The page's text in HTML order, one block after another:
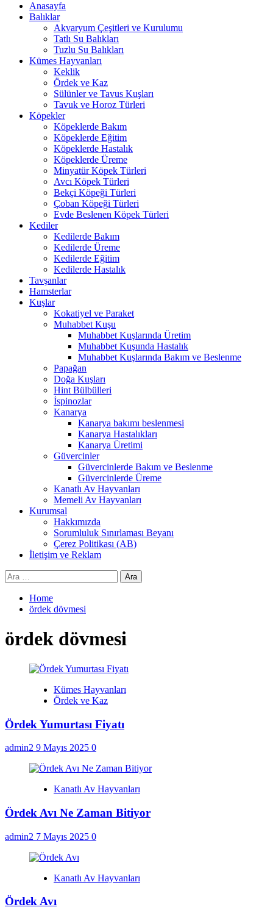
Anasayfa
Balıklar
Akvaryum Çeşitleri ve Kurulumu
Tatlı Su Balıkları
Tuzlu Su Balıkları
Kümes Hayvanları
Keklik
Ördek ve Kaz
Sülünler ve Tavus Kuşları
Tavuk ve Horoz Türleri
Köpekler
Köpeklerde Bakım
Köpeklerde Eğitim
Köpeklerde Hastalık
Köpeklerde Üreme
Minyatür Köpek Türleri
Avcı Köpek Türleri
Bekçi Köpeği Türleri
Çoban Köpeği Türleri
Evde Beslenen Köpek Türleri
Kediler
Kedilerde Bakım
Kedilerde Üreme
Kedilerde Eğitim
Kedilerde Hastalık
Tavşanlar
Hamsterlar
Kuşlar
Kokatiyel ve Paraket
Muhabbet Kuşu
Muhabbet Kuşlarında Üretim
Muhabbet Kuşunda Hastalık
Muhabbet Kuşlarında Bakım ve Beslenme
Papağan
Doğa Kuşları
Hint Bülbülleri
İspinozlar
Kanarya
Kanarya bakımı beslenmesi
Kanarya Hastalıkları
Kanarya Üretimi
Güvercinler
Güvercinlerde Bakım ve Beslenme
Güvercinlerde Üreme
Kanatlı Av Hayvanları
Memeli Av Hayvanları
Kurumsal
Hakkımızda
Sorumluluk Sınırlaması Beyanı
Çerez Politikası (AB)
İletişim ve Reklam
Arama:
Home
ördek dövmesi
ördek dövmesi
Kümes Hayvanları
Ördek ve Kaz
Ördek Yumurtası Fiyatı
admin2 9 Mayıs 2025 0
Kanatlı Av Hayvanları
Ördek Avı Ne Zaman Bitiyor
admin2 7 Mayıs 2025 0
Kanatlı Av Hayvanları
Ördek Avı